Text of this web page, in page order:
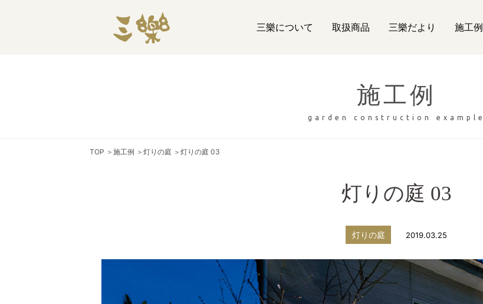
三樂について 取扱商品 三樂だより 施工例
施工例
garden construction example
TOP ＞ 施工例 ＞ 灯りの庭 ＞ 灯りの庭 03
灯りの庭 03
灯りの庭 2019.03.25